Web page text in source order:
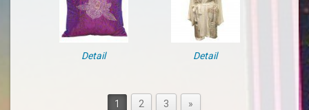
Detail Detail
1 2 3 »